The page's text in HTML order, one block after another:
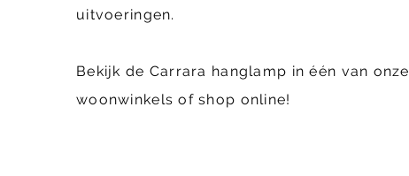
uitvoeringen.
Bekijk de Carrara hanglamp in één van onze
woonwinkels of shop online!